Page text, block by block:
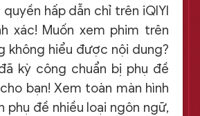
hấp dẫn chỉ trên iQIYI
xác! Muốn xem phim trên
không hiểu được nội dung?
kỳ công chuẩn bị phụ đề
bạn! Xem toàn màn hình
phụ đề nhiều loại ngôn ngữ,